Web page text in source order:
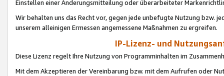
Einstellen einer Änderungsmitteilung oder überarbeiteter
Wir behalten uns das Recht vor, gegen jede unbefugte Nutzung bzw.
unserem alleinigen Ermessen angemessene Maßnahmen zu ergreifen.
IP-Lizenz- und
Diese Lizenz regelt Ihre Nutzung von Programminhalten im
Mit dem Akzeptieren der Vereinbarung bzw. mit dem Aufrufen oder